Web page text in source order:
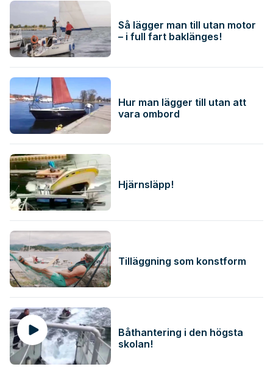
Så lägger man till utan motor
– i full fart baklänges!
Hur man lägger till utan att
vara ombord
Hjärnsläpp!
Tilläggning som konstform
Båthantering i den högsta
skolan!